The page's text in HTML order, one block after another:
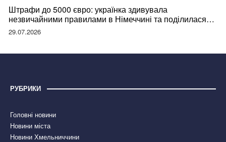
Штрафи до 5000 євро: українка здивувала
незвичайними правилами в Німеччині та поділилася
правдою
29.07.2026
РУБРИКИ
Головні новини
Новини міста
Новини Хмельниччини